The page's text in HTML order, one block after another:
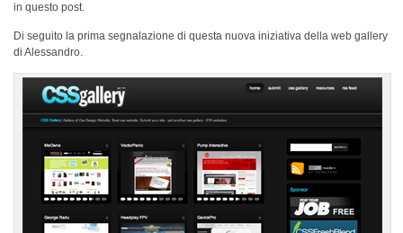
in questo post.
Di seguito la prima segnalazione di questa nuova iniziativa della web gallery
di Alessandro.